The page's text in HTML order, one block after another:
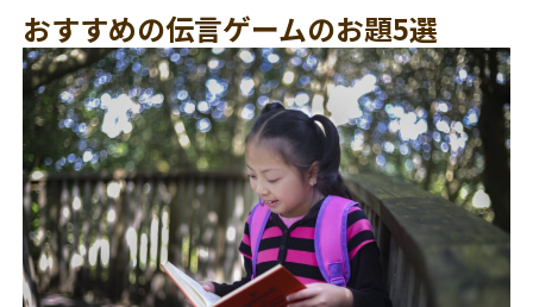
おすすめの伝言ゲームのお題5選